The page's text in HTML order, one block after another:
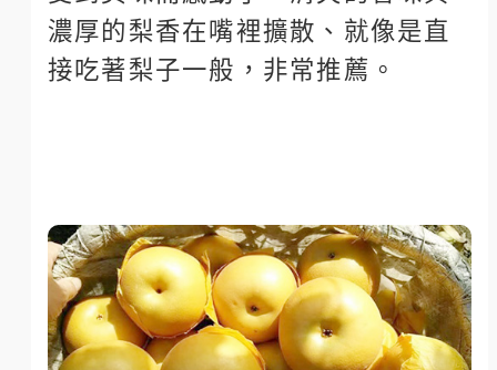
濃厚的梨香在嘴裡擴散、就像是直
接吃著梨子一般，非常推薦。